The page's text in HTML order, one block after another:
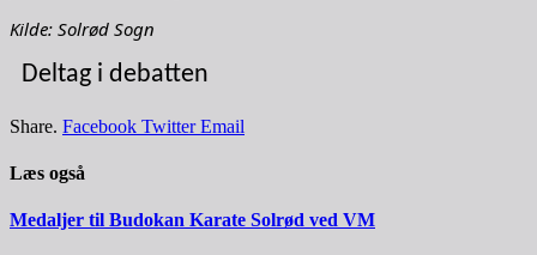
Kilde: Solrød Sogn
Deltag i debatten
Share. Facebook Twitter Email
Læs også
Medaljer til Budokan Karate Solrød ved VM